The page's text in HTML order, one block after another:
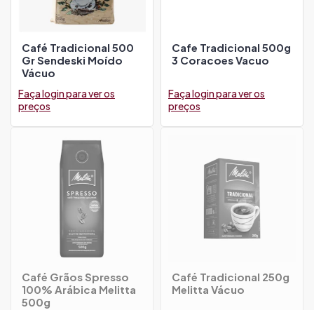
Café Tradicional 500
Gr Sendeski Moído
Vácuo
Faça login para ver os
preços
Cafe Tradicional 500g
3 Coracoes Vacuo
Faça login para ver os
preços
Café Grãos Spresso
100% Arábica Melitta
500g
Café Tradicional 250g
Melitta Vácuo